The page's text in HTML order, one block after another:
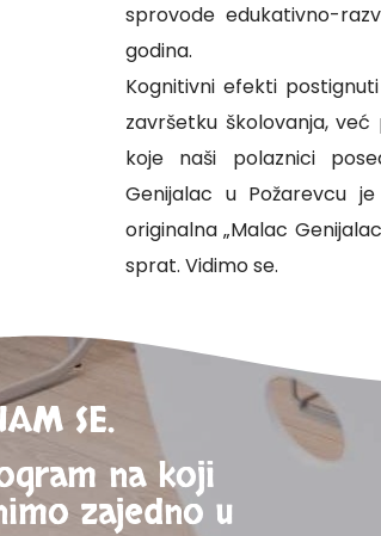
sprovode edukativno-
godina.
Kognitivni efekti
završetku školovanja,
koje naši polaznici
Genijalac u Požarevcu
originalna „Malac
sprat. Vidimo se.
SE.
nakoji
zajedno u